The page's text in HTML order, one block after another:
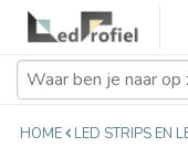
DALI-
Watt
€86,99
HOME LED STRIPS EN